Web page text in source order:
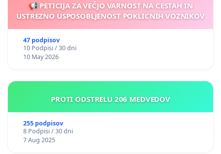
📢 PETICIJA ZA VEČJO VARNOST NA CESTAH IN
USTREZNO USPOSOBLJENOST POKLICNIH VOZNIKOV
47 podpisov
10 Podpisi / 30 dni
10 May 2026
PROTI ODSTRELU 206 MEDVEDOV
255 podpisov
8 Podpisi / 30 dni
7 Aug 2025